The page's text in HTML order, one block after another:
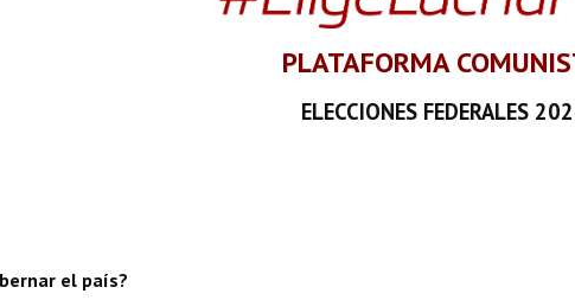
PLATAFORMA
ELECCIONES FEDERALES
el país?